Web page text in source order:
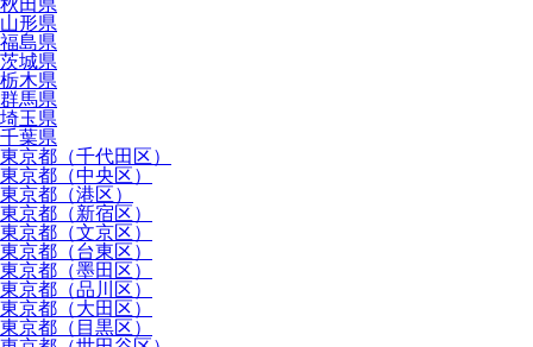
秋田県
山形県
福島県
茨城県
栃木県
群馬県
埼玉県
千葉県
東京都（千代田区）
東京都（中央区）
東京都（港区）
東京都（新宿区）
東京都（文京区）
東京都（台東区）
東京都（墨田区）
東京都（品川区）
東京都（大田区）
東京都（目黒区）